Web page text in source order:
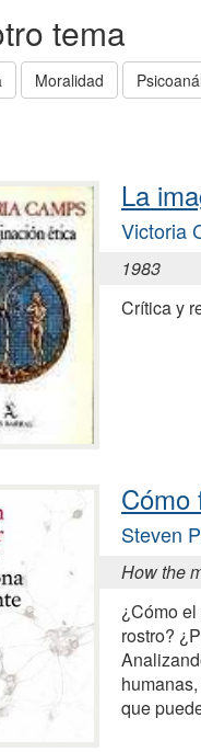
tema
Moralidad
La
Victoria
1983
Crítica y
Cómo
Steven
How the
¿Cómo
rostro?
que